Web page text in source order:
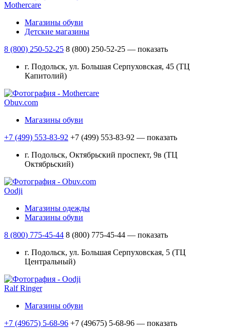
Mothercare
Магазины обуви
Детские магазины
8 (800) 250-52-25 8 (800) 250-52-25 — показать
г. Подольск, ул. Большая Серпуховская, 45 (ТЦ
Капитолий)
Obuv.com
Магазины обуви
+7 (499) 553-83-92 +7 (499) 553-83-92 — показать
г. Подольск, Октябрьский проспект, 9в (ТЦ
Октябрьский)
Oodji
Магазины одежды
Магазины обуви
8 (800) 775-45-44 8 (800) 775-45-44 — показать
г. Подольск, ул. Большая Серпуховская, 5 (ТЦ
Центральный)
Ralf Ringer
Магазины обуви
+7 (49675) 5-68-96 +7 (49675) 5-68-96 — показать